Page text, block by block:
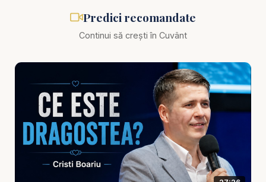
Predica scoate în evidență faptul că una dintre
cele mai importante lecții ale vieții este
se descurcă singur, că are control, că știe drumul,
dar încercările îi arată cât de mult are nevoie de
har, de rugăciune, de Cuvânt și de prezența lui
Hristos. Acolo unde mândria se frânge, credința
poate deveni mai curată.
Această temă este esențială pentru fiecare suflet
Predici recomandate
Continui să crești în Cuvânt